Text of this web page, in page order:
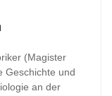
(Magister
Geschichte und
an der